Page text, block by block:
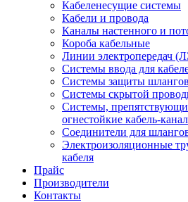
Кабеленесущие системы
Кабели и провода
Каналы настенного и
Короба кабельные
Линии электропередач
Системы ввода для
Системы защиты
Системы скрытой
Системы,
огнестойкие кабель-
Соединители для
Электроизоляционные
кабеля
Прайс
Производители
Контакты